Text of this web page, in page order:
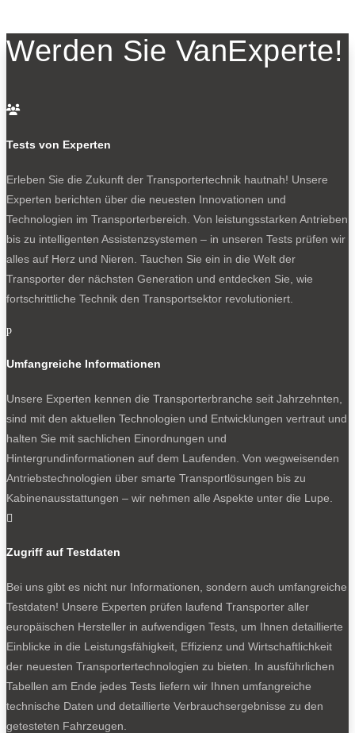
Werden Sie VanExperte!

Tests von Experten
Erleben Sie die Zukunft der Transportertechnik hautnah! Unsere
Experten berichten über die neuesten Innovationen und
Technologien im Transporterbereich. Von leistungsstarken Antrieben
bis zu intelligenten Assistenzsystemen – in unseren Tests prüfen wir
alles auf Herz und Nieren. Tauchen Sie ein in die Welt der
Transporter der nächsten Generation und entdecken Sie, wie
fortschrittliche Technik den Transportsektor revolutioniert.
p
Umfangreiche Informationen
Unsere Experten kennen die Transporterbranche seit Jahrzehnten,
sind mit den aktuellen Technologien und Entwicklungen vertraut und
halten Sie mit sachlichen Einordnungen und
Hintergrundinformationen auf dem Laufenden. Von wegweisenden
Antriebstechnologien über smarte Transportlösungen bis zu
Kabinenausstattungen – wir nehmen alle Aspekte unter die Lupe.

Zugriff auf Testdaten
Bei uns gibt es nicht nur Informationen, sondern auch umfangreiche
Testdaten! Unsere Experten prüfen laufend Transporter aller
europäischen Hersteller in aufwendigen Tests, um Ihnen detaillierte
Einblicke in die Leistungsfähigkeit, Effizienz und Wirtschaftlichkeit
der neuesten Transportertechnologien zu bieten. In ausführlichen
Tabellen am Ende jedes Tests liefern wir Ihnen umfangreiche
technische Daten und detaillierte Verbrauchsergebnisse zu den
getesteten Fahrzeugen.